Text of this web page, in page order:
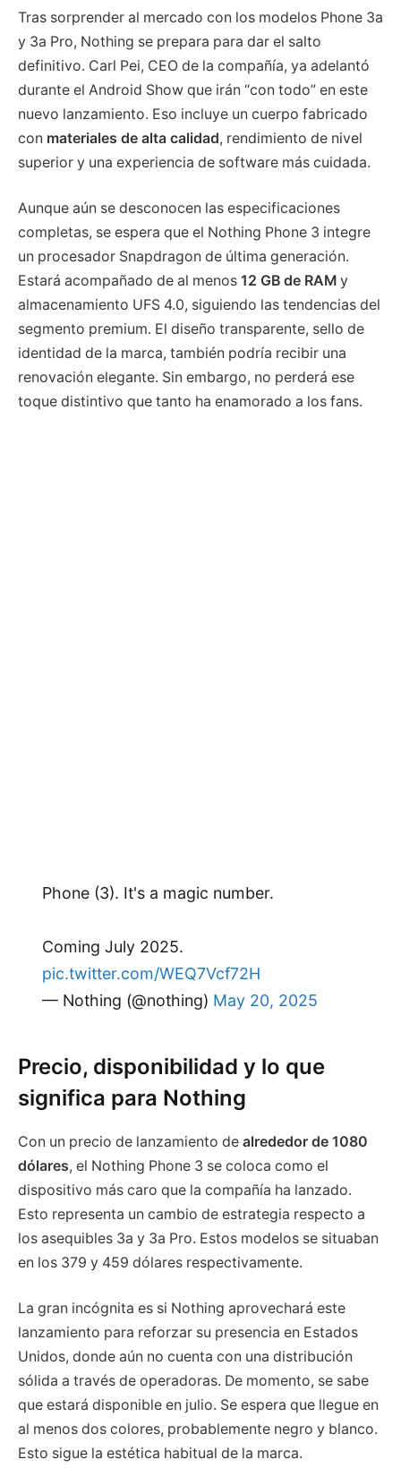
Tras sorprender al mercado con los modelos Phone 3a
y 3a Pro, Nothing se prepara para dar el salto
definitivo. Carl Pei, CEO de la compañía, ya adelantó
durante el Android Show que irán “con todo” en este
nuevo lanzamiento. Eso incluye un cuerpo fabricado
con materiales de alta calidad, rendimiento de nivel
superior y una experiencia de software más cuidada.
Aunque aún se desconocen las especificaciones
completas, se espera que el Nothing Phone 3 integre
un procesador Snapdragon de última generación.
Estará acompañado de al menos 12 GB de RAM y
almacenamiento UFS 4.0, siguiendo las tendencias del
segmento premium. El diseño transparente, sello de
identidad de la marca, también podría recibir una
renovación elegante. Sin embargo, no perderá ese
toque distintivo que tanto ha enamorado a los fans.
Phone (3). It's a magic number.
Coming July 2025.
pic.twitter.com/WEQ7Vcf72H
— Nothing (@nothing) May 20, 2025
Precio, disponibilidad y lo que
significa para Nothing
Con un precio de lanzamiento de alrededor de 1080
dólares, el Nothing Phone 3 se coloca como el
dispositivo más caro que la compañía ha lanzado.
Esto representa un cambio de estrategia respecto a
los asequibles 3a y 3a Pro. Estos modelos se situaban
en los 379 y 459 dólares respectivamente.
La gran incógnita es si Nothing aprovechará este
lanzamiento para reforzar su presencia en Estados
Unidos, donde aún no cuenta con una distribución
sólida a través de operadoras. De momento, se sabe
que estará disponible en julio. Se espera que llegue en
al menos dos colores, probablemente negro y blanco.
Esto sigue la estética habitual de la marca.